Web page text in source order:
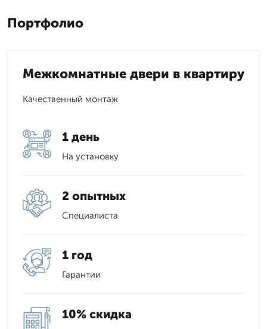
Портфолио
Межкомнатные двери в квартиру
Качественный монтаж
1 день
На установку
2 опытных
Специалиста
1 год
Гарантии
10% скидка